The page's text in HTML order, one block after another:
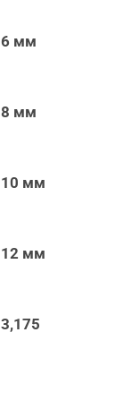
6 мм
8 мм
10 мм
12 мм